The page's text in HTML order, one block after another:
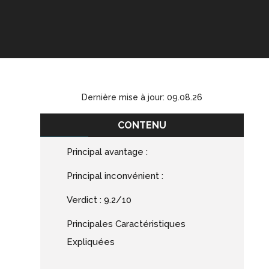
Dernière mise à jour: 09.08.26
CONTENU
Principal avantage :
Principal inconvénient :
Verdict : 9.2/10
Principales Caractéristiques
Expliquées